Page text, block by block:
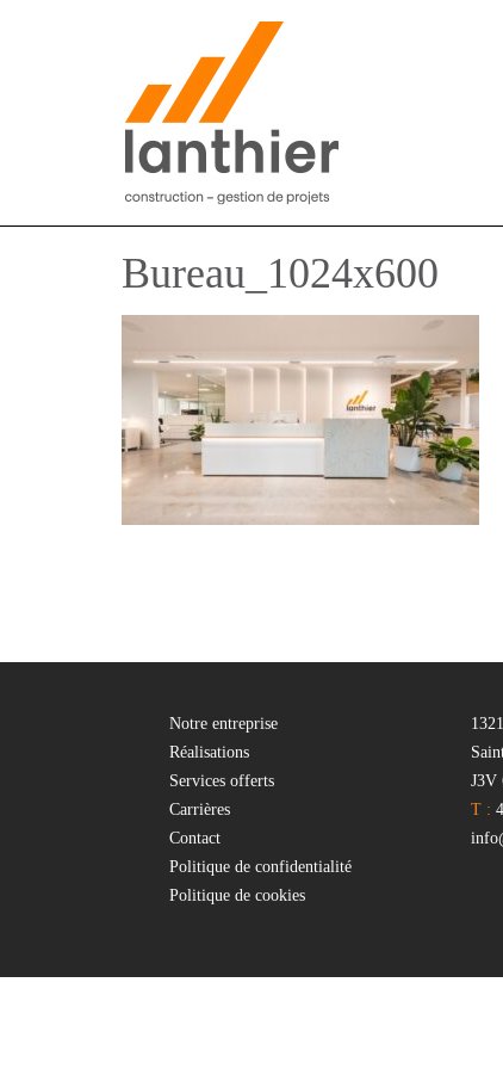
Bureau_1024x600
Notre entreprise
Réalisations
Services offerts
Carrières
Contact
Politique de confidentialité
Politique de cookies
J3V
T :